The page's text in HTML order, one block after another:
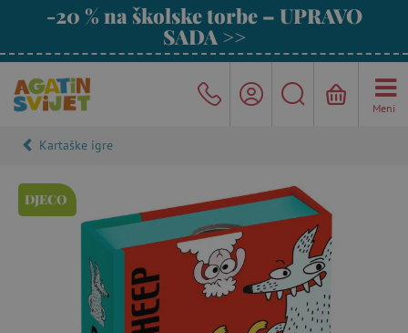
-20 % na školske torbe – UPRAVO
SADA >>
Meni
Kartaške igre
DJECO